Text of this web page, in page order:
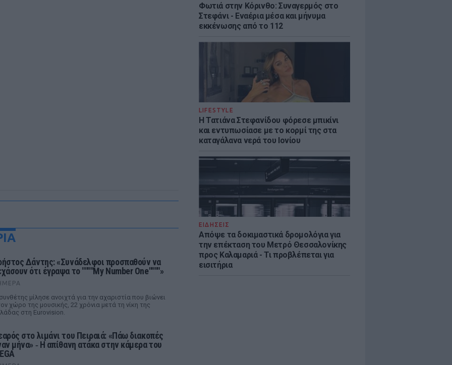
Φωτιά στην Κόρινθο: Συναγερμός στο
Στεφάνι - Εναέρια μέσα και μήνυμα
εκκένωσης από το 112
LIFESTYLE
Η Τατιάνα Στεφανίδου φόρεσε μπικίνι
και εντυπωσίασε με το κορμί της στα
καταγάλανα νερά του Ιονίου
ΕΙΔΗΣΕΙΣ
Απόψε τα δοκιμαστικά δρομολόγια για
την επέκταση του Μετρό Θεσσαλονίκης
προς Καλαμαριά - Τι προβλέπεται για
εισιτήρια
Δάντης: «Συνάδελφοι προσπαθούν να
ότι έγραψα το """"My Number One""""»
μίλησε ανοιχτά για την αχαριστία που βιώνει
χώρο της μουσικής, 22 χρόνια μετά τη νίκη της
στη Eurovision.
στο λιμάνι του Πειραιά: «Πάω διακοπές
μήνα» ‑ Η απίθανη ατάκα στην κάμερα του